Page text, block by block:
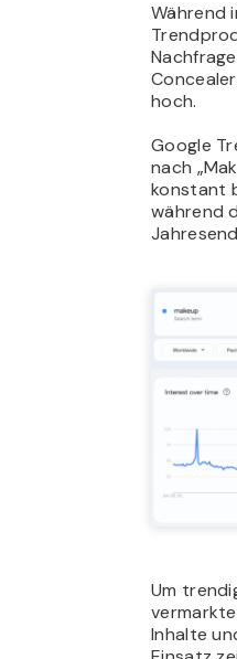
Während
hoch.
Google
nach
konstant
während
Um
Inhalte